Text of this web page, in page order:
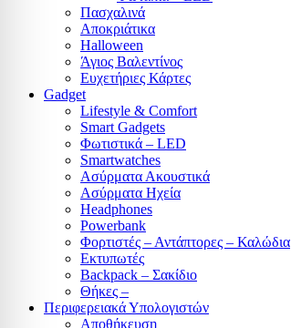
Πασχαλινά
Αποκριάτικα
Halloween
Άγιος Βαλεντίνος
Ευχετήριες Κάρτες
Gadget
Lifestyle & Comfort
Smart Gadgets
Φωτιστικά – LED
Smartwatches
Ασύρματα Ακουστικά
Ασύρματα Ηχεία
Headphones
Powerbank
Φορτιστές – Αντάπτορες – Καλώδια
Εκτυπωτές
Backpack – Σακίδιο
Θήκες –
Περιφερειακά Υπολογιστών
Αποθήκευση